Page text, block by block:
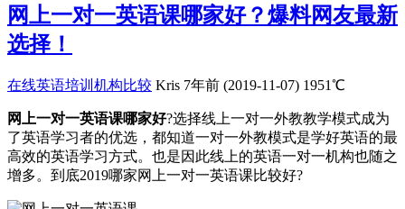
网上一对一英语课哪家好？爆料网友最新
选择！
在线英语培训机构比较 Kris 7年前 (2019-11-07) 1951℃
网上一对一英语课哪家好?选择线上一对一外教教学模式成为
了英语学习者的优选，都知道一对一外教模式是学好英语的最
高效的英语学习方式。也是因此线上的英语一对一机构也随之
增多。到底2019哪家网上一对一英语课比较好?